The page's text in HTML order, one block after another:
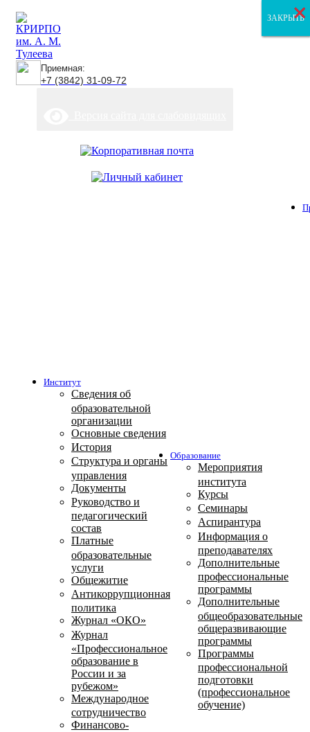
Приемная:
+7 (3842) 31-09-72
Институт
Сведения об
образовательной
организации
Основные сведения
История
Структура и органы
управления
Документы
Руководство и
педагогический
состав
Платные
образовательные
услуги
Общежитие
Антикоррупционная
политика
Журнал «ОКО»
Журнал
«Профессиональное
образование в
России и за
рубежом»
Международное
сотрудничество
Финансово-
Образование
Мероприятия
института
Курсы
Семинары
Аспирантура
Информация о
преподавателях
Дополнительные
профессиональные
программы
Дополнительные
общеобразовательные
общеразвивающие
программы
Программы
профессиональной
подготовки
(профессиональное
обучение)
ЗАКРЫТЬ
ЗАКРЫТЬ
ЗАКРЫТЬ
×
×
×